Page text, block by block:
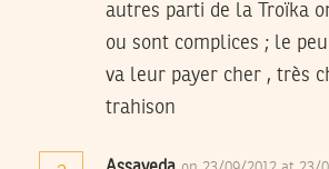
autres parti de la Troïka
ou sont complices ; le
va leur payer cher , très
trahison